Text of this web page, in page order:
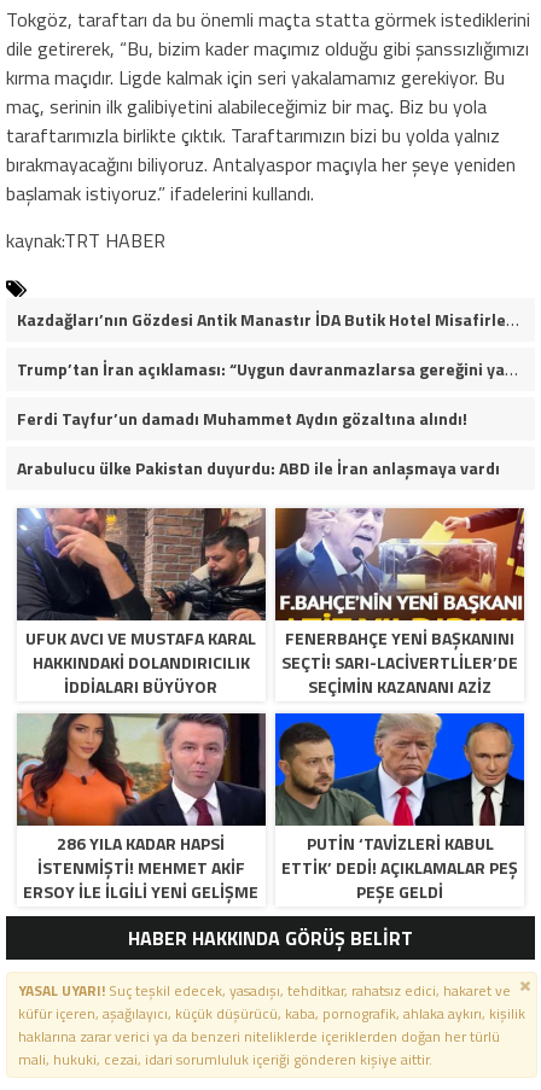
Tokgöz, taraftarı da bu önemli maçta statta görmek istediklerini
dile getirerek, “Bu, bizim kader maçımız olduğu gibi şanssızlığımızı
kırma maçıdır. Ligde kalmak için seri yakalamamız gerekiyor. Bu
maç, serinin ilk galibiyetini alabileceğimiz bir maç. Biz bu yola
taraftarımızla birlikte çıktık. Taraftarımızın bizi bu yolda yalnız
bırakmayacağını biliyoruz. Antalyaspor maçıyla her şeye yeniden
başlamak istiyoruz.” ifadelerini kullandı.
kaynak:TRT HABER
Kazdağları’nın Gözdesi Antik Manastır İDA Butik Hotel Misafirlerinden Tam Not Alıyor
Trump’tan İran açıklaması: “Uygun davranmazlarsa gereğini yaparım”
Ferdi Tayfur’un damadı Muhammet Aydın gözaltına alındı!
Arabulucu ülke Pakistan duyurdu: ABD ile İran anlaşmaya vardı
UFUK AVCI VE MUSTAFA KARAL
HAKKINDAKI DOLANDIRICILIK
İDDIALARI BÜYÜYOR
FENERBAHÇE YENI BAŞKANINI
SEÇTI! SARI-LACIVERTLILER’DE
SEÇIMIN KAZANANI AZIZ
YILDIRIM OLDU
286 YILA KADAR HAPSI
ISTENMIŞTI! MEHMET AKIF
ERSOY ILE ILGILI YENI GELIŞME
PUTIN ‘TAVIZLERI KABUL
ETTIK’ DEDI! AÇIKLAMALAR PEŞ
PEŞE GELDI
HABER HAKKINDA GÖRÜŞ BELİRT
YASAL UYARI!Suç teşkil edecek, yasadışı, tehditkar, rahatsız edici, hakaret ve
küfür içeren, aşağılayıcı, küçük düşürücü, kaba, pornografik, ahlaka aykırı, kişilik
haklarına zarar verici ya da benzeri niteliklerde içeriklerden doğan her türlü
mali, hukuki, cezai, idari sorumluluk içeriği gönderen kişiye aittir.